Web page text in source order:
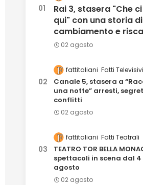
Rai 3, stasera "Che
qui" con una storia di
cambiamento e
02 agosto
fattitaliani Fatti Televisivi
Canale 5, stasera a
una notte” arresti,
conflitti
02 agosto
fattitaliani Fatti Teatrali
TEATRO TOR BELLA
spettacoli in scena dal 4
agosto
02 agosto